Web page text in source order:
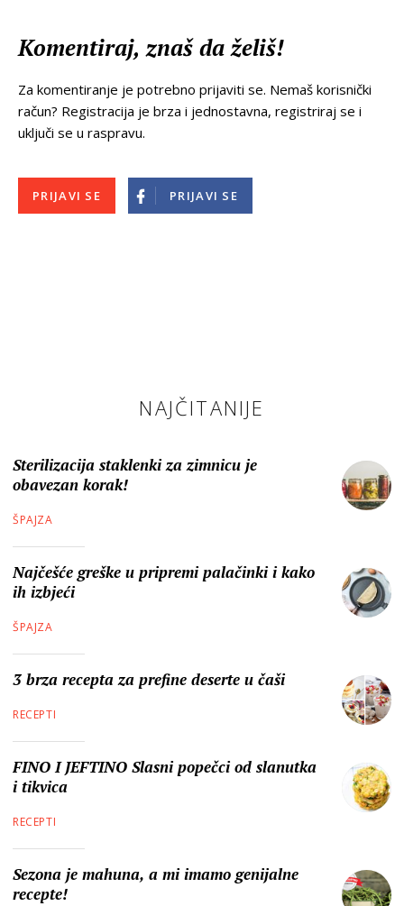
Komentiraj, znaš da želiš!
Za komentiranje je potrebno prijaviti se. Nemaš korisnički
račun? Registracija je brza i jednostavna, registriraj se i
uključi se u raspravu.
PRIJAVI SE PRIJAVI SE
NAJČITANIJE
Sterilizacija staklenki za zimnicu je
obavezan korak!
ŠPAJZA
Najčešće greške u pripremi palačinki i kako
ih izbjeći
ŠPAJZA
3 brza recepta za prefine deserte u čaši
RECEPTI
FINO I JEFTINO Slasni popečci od slanutka
i tikvica
RECEPTI
Sezona je mahuna, a mi imamo genijalne
recepte!